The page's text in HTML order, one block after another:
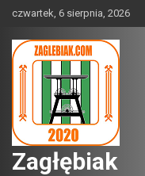
content
czwartek, 6 sierpnia, 2026
Zagłębiak